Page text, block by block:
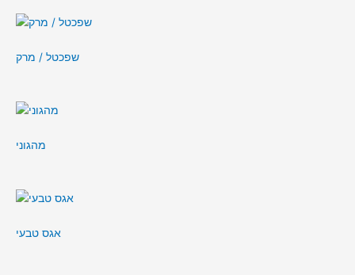
שפכטל / מרק
מהגוני
אגס טבעי